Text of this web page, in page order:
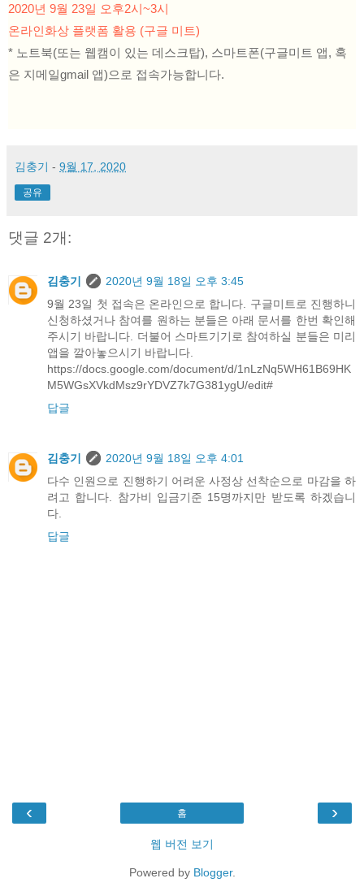
2020년 9월 23일 오후2시~3시
온라인화상 플랫폼 활용 (구글 미트)
* 노트북(또는 웹캠이 있는 데스크탑), 스마트폰(구글미트 앱, 혹
은 지메일gmail 앱)으로 접속가능합니다.
김충기 - 9월 17, 2020
공유
댓글 2개:
김충기
2020년 9월 18일 오후 3:45
9월 23일 첫 접속은 온라인으로 합니다. 구글미트로 진행하니
신청하셨거나 참여를 원하는 분들은 아래 문서를 한번 확인해
주시기 바랍니다. 더불어 스마트기기로 참여하실 분들은 미리
앱을 깔아놓으시기 바랍니다.
https://docs.google.com/document/d/1nLzNq5WH61B69HK
M5WGsXVkdMsz9rYDVZ7k7G381ygU/edit#
답글
김충기
2020년 9월 18일 오후 4:01
다수 인원으로 진행하기 어려운 사정상 선착순으로 마감을 하
려고 합니다. 참가비 입금기준 15명까지만 받도록 하겠습니
다.
답글
‹ ›
홈
웹 버전 보기
Powered by Blogger.